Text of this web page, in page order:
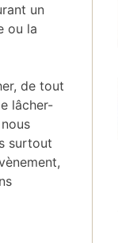
un
ou la
de tout
lâcher-
surtout